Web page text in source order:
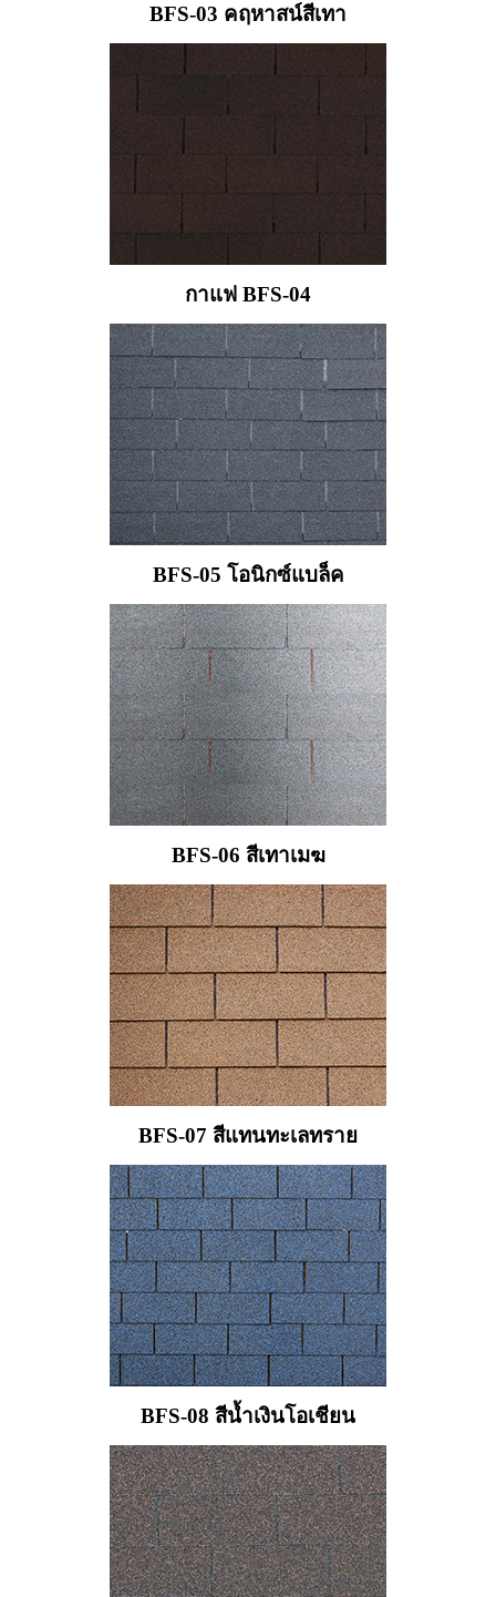
BFS-03 คฤหาสน์สีเทา
กาแฟ BFS-04
BFS-05 โอนิกซ์แบล็ค
BFS-06 สีเทาเมฆ
BFS-07 สีแทนทะเลทราย
BFS-08 สีน้ำเงินโอเชียน